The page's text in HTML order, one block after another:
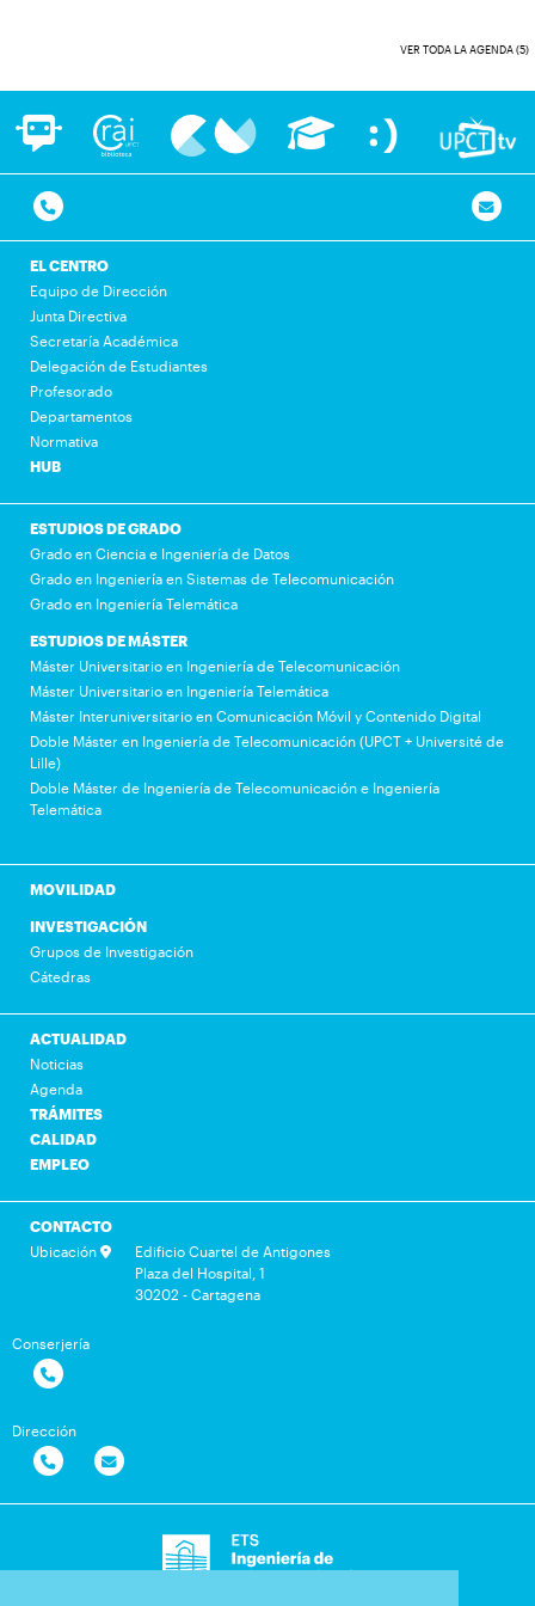
VER TODA LA AGENDA (5)
EL CENTRO
Equipo de Dirección
Junta Directiva
Secretaría Académica
Delegación de Estudiantes
Profesorado
Departamentos
Normativa
HUB
ESTUDIOS DE GRADO
Grado en Ciencia e Ingeniería de Datos
Grado en Ingeniería en Sistemas de Telecomunicación
Grado en Ingeniería Telemática
ESTUDIOS DE MÁSTER
Máster Universitario en Ingeniería de Telecomunicación
Máster Universitario en Ingeniería Telemática
Máster Interuniversitario en Comunicación Móvil y Contenido Digital
Doble Máster en Ingeniería de Telecomunicación (UPCT + Université de
Lille)
Doble Máster de Ingeniería de Telecomunicación e Ingeniería
Telemática
MOVILIDAD
INVESTIGACIÓN
Grupos de Investigación
Cátedras
ACTUALIDAD
Noticias
Agenda
TRÁMITES
CALIDAD
EMPLEO
CONTACTO
Ubicación
Edificio Cuartel de Antigones
Plaza del Hospital, 1
30202 - Cartagena
Conserjería
Dirección